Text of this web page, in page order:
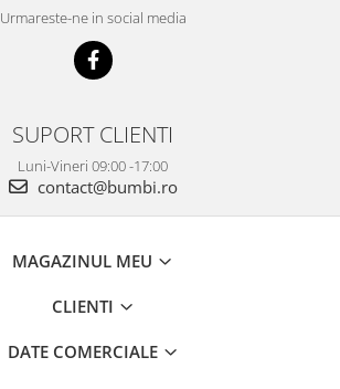
Urmareste-ne in social media
SUPORT CLIENTI
Luni-Vineri 09:00 -17:00
contact@bumbi.ro
MAGAZINUL MEU
CLIENTI
DATE COMERCIALE